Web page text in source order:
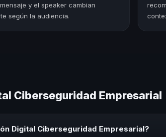
y el speaker cambian
según la audiencia.
Ciberseguridad Empresarial
Digital Ciberseguridad Empresarial?